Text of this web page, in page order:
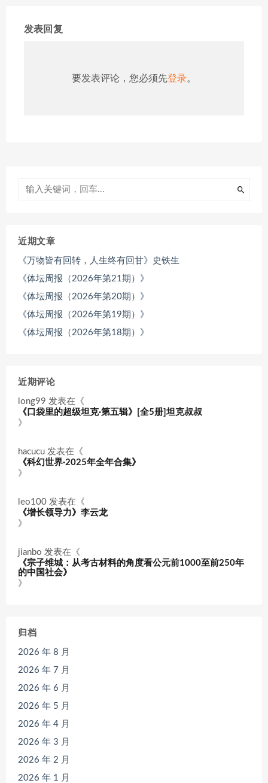
发表回复
要发表评论，您必须先登录。
近期文章
《万物皆有回转，人生终有回甘》史铁生
《体坛周报（2026年第21期）》
《体坛周报（2026年第20期）》
《体坛周报（2026年第19期）》
《体坛周报（2026年第18期）》
近期评论
long99 发表在《
《口袋里的超级坦克·第五辑》[全5册]坦克叔叔
》
hacucu 发表在《
《科幻世界·2025年全年合集》
》
leo100 发表在《
《增长领导力》李云龙
》
jianbo 发表在《
《宗子维城：从考古材料的角度看公元前1000至前250年
的中国社会》
》
归档
2026 年 8 月
2026 年 7 月
2026 年 6 月
2026 年 5 月
2026 年 4 月
2026 年 3 月
2026 年 2 月
2026 年 1 月